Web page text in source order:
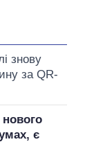
знову
за QR-
нового
є